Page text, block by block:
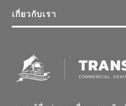
เกี่ยวกับเรา